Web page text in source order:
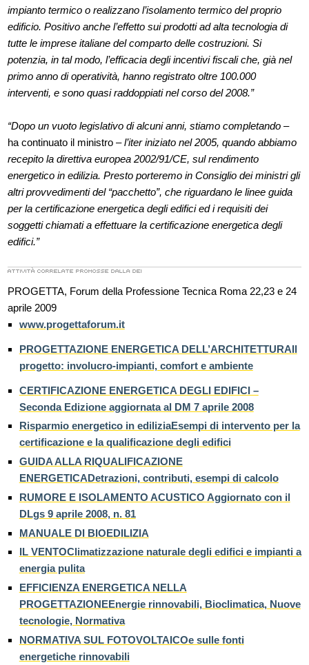
impianto termico o realizzano l’isolamento termico del proprio
edificio. Positivo anche l’effetto sui prodotti ad alta tecnologia di
tutte le imprese italiane del comparto delle costruzioni. Si
potenzia, in tal modo, l’efficacia degli incentivi fiscali che, già nel
primo anno di operatività, hanno registrato oltre 100.000
interventi, e sono quasi raddoppiati nel corso del 2008.”
“Dopo un vuoto legislativo di alcuni anni, stiamo completando –
ha continuato il ministro –l’iter iniziato nel 2005, quando abbiamo
recepito la direttiva europea 2002/91/CE, sul rendimento
energetico in edilizia. Presto porteremo in Consiglio dei ministri gli
altri provvedimenti del “pacchetto”, che riguardano le linee guida
per la certificazione energetica degli edifici ed i requisiti dei
soggetti chiamati a effettuare la certificazione energetica degli
edifici.”
PROGETTA, Forum della Professione Tecnica Roma 22,23 e 24
aprile 2009
www.progettaforum.it
PROGETTAZIONE ENERGETICA DELL’ARCHITETTURAIl
progetto: involucro-impianti, comfort e ambiente
CERTIFICAZIONE ENERGETICA DEGLI EDIFICI –
Seconda Edizione aggiornata al DM 7 aprile 2008
Risparmio energetico in ediliziaEsempi di intervento per la
certificazione e la qualificazione degli edifici
GUIDA ALLA RIQUALIFICAZIONE
ENERGETICADetrazioni, contributi, esempi di calcolo
RUMORE E ISOLAMENTO ACUSTICO Aggiornato con il
DLgs 9 aprile 2008, n. 81
MANUALE DI BIOEDILIZIA
IL VENTOClimatizzazione naturale degli edifici e impianti a
energia pulita
EFFICIENZA ENERGETICA NELLA
PROGETTAZIONEEnergie rinnovabili, Bioclimatica, Nuove
tecnologie, Normativa
NORMATIVA SUL FOTOVOLTAICOe sulle fonti
energetiche rinnovabili